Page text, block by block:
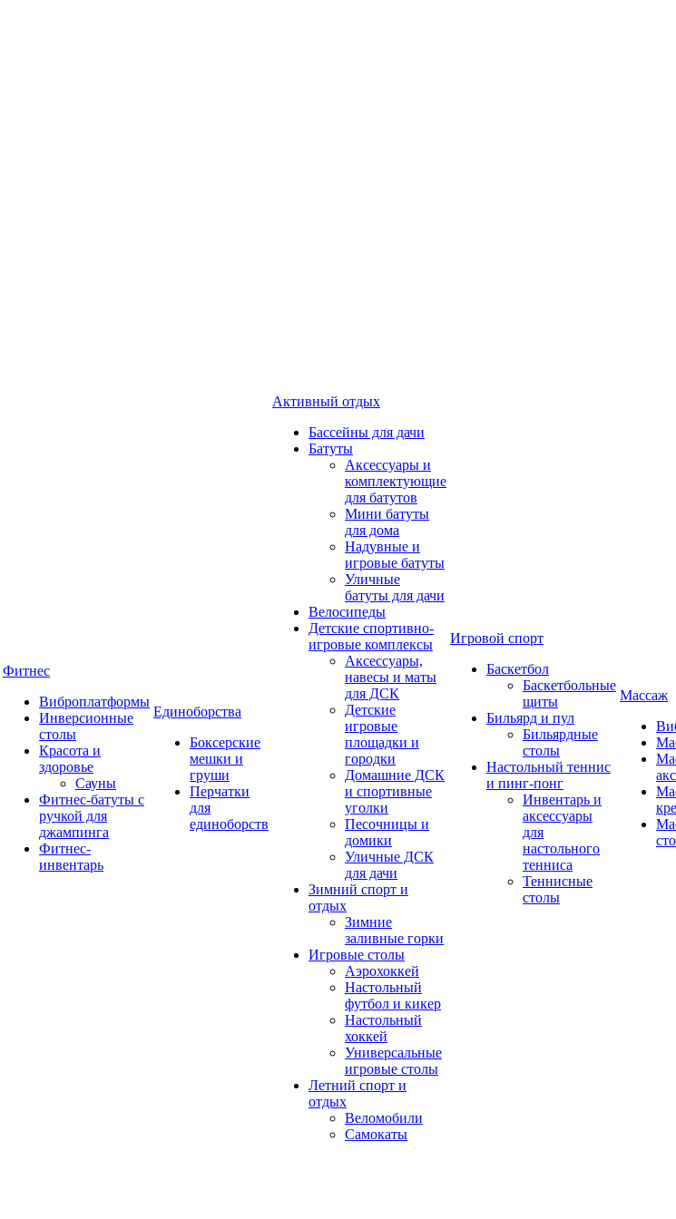
Фитнес
Виброплатформы
Инверсионные
столы
Красота и
здоровье
Сауны
Фитнес-батуты с
ручкой для
джампинга
Фитнес-
инвентарь
Единоборства
Боксерские
мешки и
груши
Перчатки
для
единоборств
Активный отдых
Бассейны для дачи
Батуты
Аксессуары и
комплектующие
для батутов
Мини батуты
для дома
Надувные и
игровые батуты
Уличные
батуты для дачи
Велосипеды
Детские спортивно-
игровые комплексы
Аксессуары,
навесы и маты
для ДСК
Детские
игровые
площадки и
городки
Домашние ДСК
и спортивные
уголки
Песочницы и
домики
Уличные ДСК
для дачи
Зимний спорт и
отдых
Зимние
заливные горки
Игровые столы
Аэрохоккей
Настольный
футбол и кикер
Настольный
хоккей
Универсальные
игровые столы
Летний спорт и
отдых
Веломобили
Самокаты
Игровой спорт
Баскетбол
Баскетбольные
щиты
Бильярд и пул
Бильярдные
столы
Настольный теннис
и пинг-понг
Инвентарь и
аксессуары
для
настольного
тенниса
Теннисные
столы
Массаж